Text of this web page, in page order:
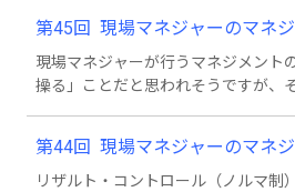
第45回 現場マネジャーのマネ
現場マネジャーが行うマネジメント
操る」ことだと思われそうですが、
いうと・・・。
第44回 現場マネジャーのマネ
リザルト・コントロール（ノルマ制